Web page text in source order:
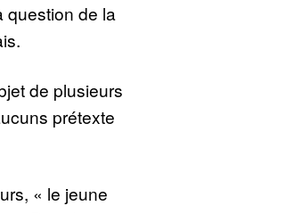
question de la
de plusieurs
prétexte
« le jeune